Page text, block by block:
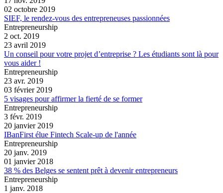
02 octobre 2019
SIEF, le rendez-vous des entrepreneuses passionnées
Entrepreneurship
2 oct. 2019
23 avril 2019
Un conseil pour votre projet d’entreprise ? Les étudiants sont là pour
vous aider !
Entrepreneurship
23 avr. 2019
03 février 2019
5 visages pour affirmer la fierté de se former
Entrepreneurship
3 févr. 2019
20 janvier 2019
IBanFirst élue Fintech Scale-up de l'année
Entrepreneurship
20 janv. 2019
01 janvier 2018
38 % des Belges se sentent prêt à devenir entrepreneurs
Entrepreneurship
1 janv. 2018